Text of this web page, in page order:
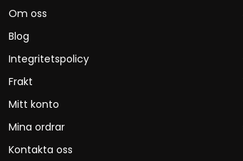
Om oss
Blog
Integritetspolicy
Frakt
Mitt konto
Mina ordrar
Kontakta oss